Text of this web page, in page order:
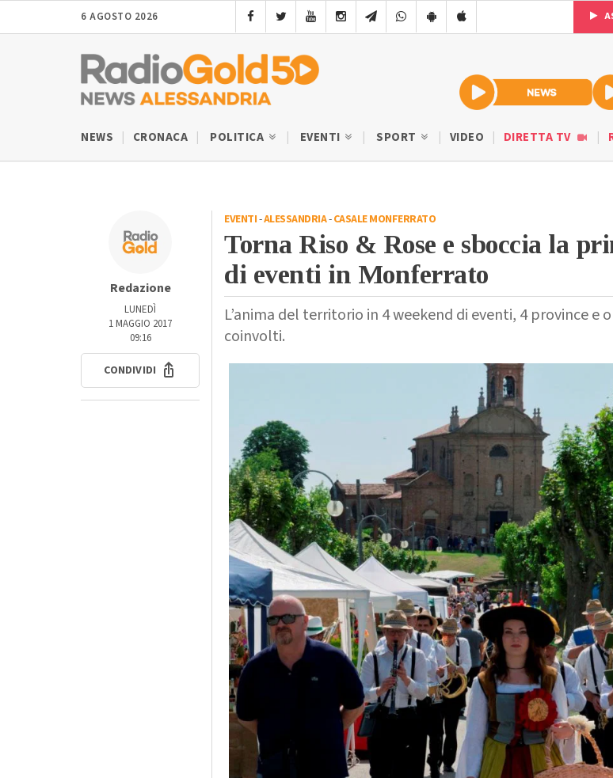
6 AGOSTO 2026
NEWS CRONACA POLITICA EVENTI SPORT VIDEO DIRETTA TV
Redazione
LUNEDÌ
1 MAGGIO 2017
09:16
CONDIVIDI
EVENTI-ALESSANDRIA-CASALE MONFERRATO
Torna Riso & Rose e sboccia la
di eventi in Monferrato
L’anima del territorio in 4 weekend di eventi, 4 province e
coinvolti.